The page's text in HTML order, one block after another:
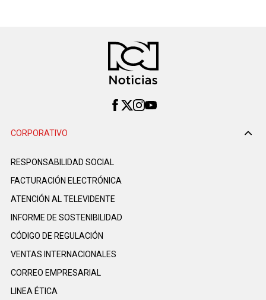
CORPORATIVO
RESPONSABILIDAD SOCIAL
FACTURACIÓN ELECTRÓNICA
ATENCIÓN AL TELEVIDENTE
INFORME DE SOSTENIBILIDAD
CÓDIGO DE REGULACIÓN
VENTAS INTERNACIONALES
CORREO EMPRESARIAL
LINEA ÉTICA